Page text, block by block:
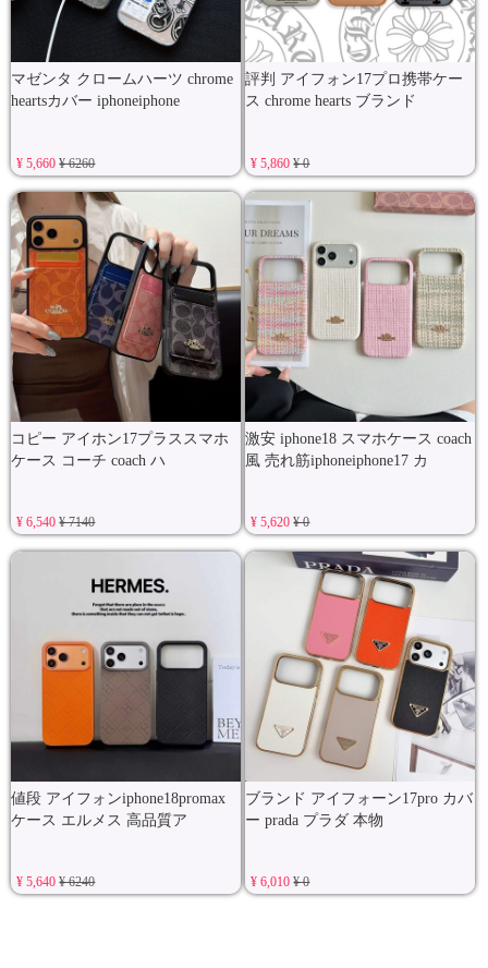
マゼンタ クロームハーツ chrome
heartsカバー iphoneiphone
¥ 5,660¥ 6260
評判 アイフォン17プロ携帯ケー
ス chrome hearts ブランド
¥ 5,860¥ 0
コピー アイホン17プラススマホ
ケース コーチ coach ハ
¥ 6,540¥ 7140
激安 iphone18 スマホケース coach
風 売れ筋iphoneiphone17 カ
¥ 5,620¥ 0
値段 アイフォンiphone18promax
ケース エルメス 高品質ア
¥ 5,640¥ 6240
ブランド アイフォーン17pro カバ
ー prada プラダ 本物
¥ 6,010¥ 0